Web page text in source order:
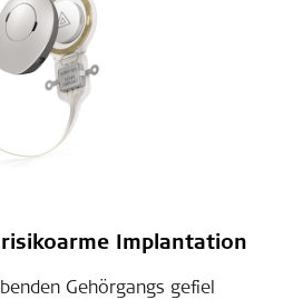
Implantation
Gehörgangs gefiel